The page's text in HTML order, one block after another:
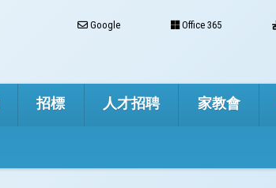
Google Office 365
招標 人才招聘 家教會